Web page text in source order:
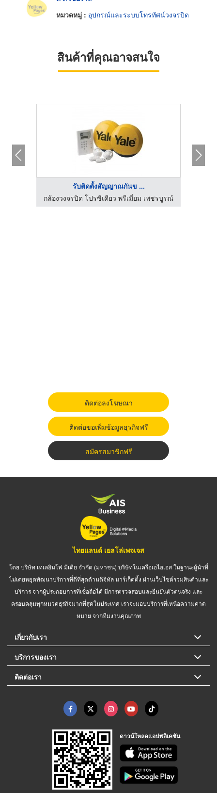
หมวดหมู่ : อุปกรณ์และระบบโทรทัศน์วงจรปิด
สินค้าที่คุณอาจสนใจ
รับติดตั้งสัญญาณกันข ...
กล้องวงจรปิด โปรซีเคียว พรีเมี่ยม เพชรบูรณ์
ติดต่อลงโฆษณา
ติดต่อขอเพิ่มข้อมูลธุรกิจฟรี
สมัครสมาชิกฟรี
ไทยแลนด์ เยลโล่เพจเจส
โดย บริษัท เทเลอินโฟ มีเดีย จำกัด (มหาชน) บริษัทในเครือเอไอเอส ในฐานะผู้นำที่
ไม่เคยหยุดพัฒนาบริการที่ดีที่สุดด้านดิจิทัล มาร์เก็ตติ้ง ผ่านเว็บไซต์รวมสินค้าและ
บริการ จากผู้ประกอบการที่เชื่อถือได้ มีการตรวจสอบและยืนยันตัวตนจริง และ
ครอบคลุมทุกหมวดธุรกิจมากที่สุดในประเทศ เราจะมอบบริการที่เหนือความคาด
หมาย จากทีมงานคุณภาพ
เกี่ยวกับเรา
บริการของเรา
ติดต่อเรา
ดาวน์โหลดแอปพลิเคชัน